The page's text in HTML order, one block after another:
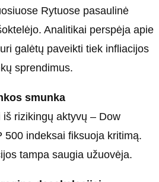
Rytuose pasaulinė
Analitikai perspėja apie
galėtų paveikti tiek infliacijos
sprendimus.
smunka
rizikingų aktyvų – Dow
500 indeksai fiksuoja kritimą.
tampa saugia užuovėja.